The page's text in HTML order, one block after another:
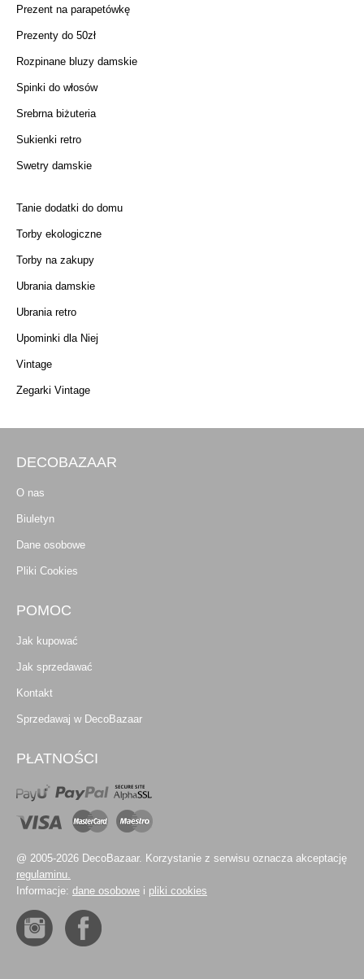
Prezent na parapetówkę
Prezenty do 50zł
Rozpinane bluzy damskie
Spinki do włosów
Srebrna biżuteria
Sukienki retro
Swetry damskie
Tanie dodatki do domu
Torby ekologiczne
Torby na zakupy
Ubrania damskie
Ubrania retro
Upominki dla Niej
Vintage
Zegarki Vintage
DECOBAZAAR
O nas
Biuletyn
Dane osobowe
Pliki Cookies
POMOC
Jak kupować
Jak sprzedawać
Kontakt
Sprzedawaj w DecoBazaar
PŁATNOŚCI
@ 2005-2026 DecoBazaar. Korzystanie z serwisu oznacza akceptację
regulaminu.
Informacje: dane osobowe i pliki cookies